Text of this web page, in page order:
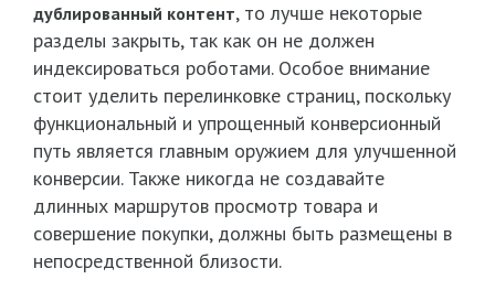
дублированный контент, то лучше некоторые
разделы закрыть, так как он не должен
индексироваться роботами. Особое внимание
стоит уделить перелинковке страниц, поскольку
функциональный и упрощенный конверсионный
путь является главным оружием для улучшенной
конверсии. Также никогда не создавайте
длинных маршрутов просмотр товара и
совершение покупки, должны быть размещены в
непосредственной близости.